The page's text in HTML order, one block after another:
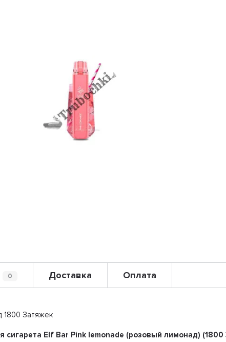
0 Доставка Оплата
Затяжек
сигарета Elf Bar Pink lemonade (розовый лимонад) (1800